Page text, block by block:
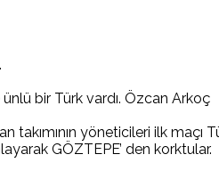
bir Türk vardı. Özcan Arkoç
yöneticileri ilk
GÖZTEPE’ den korktular.